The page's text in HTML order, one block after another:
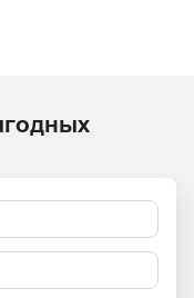
Desktop
означает, что